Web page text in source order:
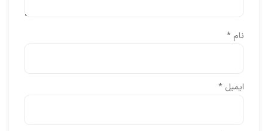
نام *
ایمیل *